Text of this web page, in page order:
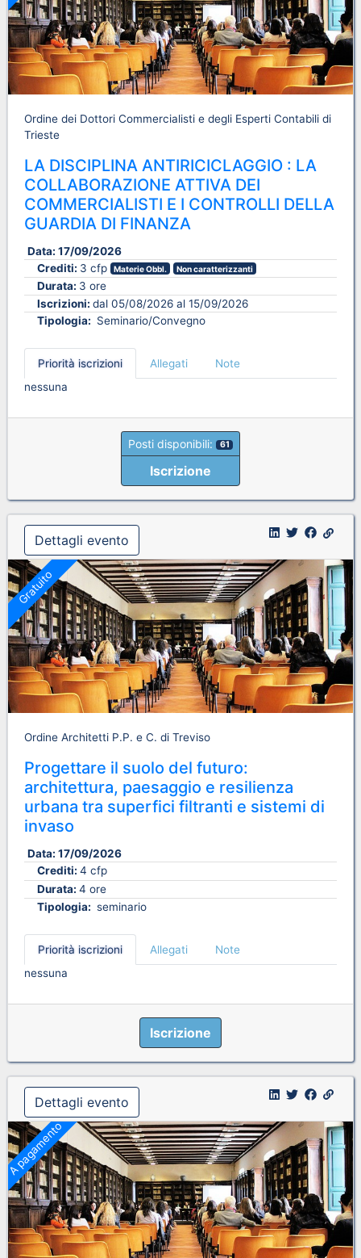
Ordine dei Dottori Commercialisti e degli Esperti Contabili di
Trieste
LA DISCIPLINA ANTIRICICLAGGIO : LA
COLLABORAZIONE ATTIVA DEI
COMMERCIALISTI E I CONTROLLI DELLA
GUARDIA DI FINANZA
Data: 17/09/2026
Crediti: 3 cfp Materie Obbl. Non caratterizzanti
Durata: 3 ore
Iscrizioni: dal 05/08/2026 al 15/09/2026
Tipologia: Seminario/Convegno
Priorità iscrizioni Allegati
Note
nessuna
Posti disponibili: 61
Iscrizione
Dettagli evento
Gratuito
Ordine Architetti P.P. e C. di Treviso
Progettare il suolo del futuro:
architettura, paesaggio e resilienza
urbana tra superfici filtranti e sistemi di
invaso
Data: 17/09/2026
Crediti: 4 cfp
Durata: 4 ore
Tipologia: seminario
Priorità iscrizioni Allegati
Note
nessuna
Iscrizione
Dettagli evento
A pagamento